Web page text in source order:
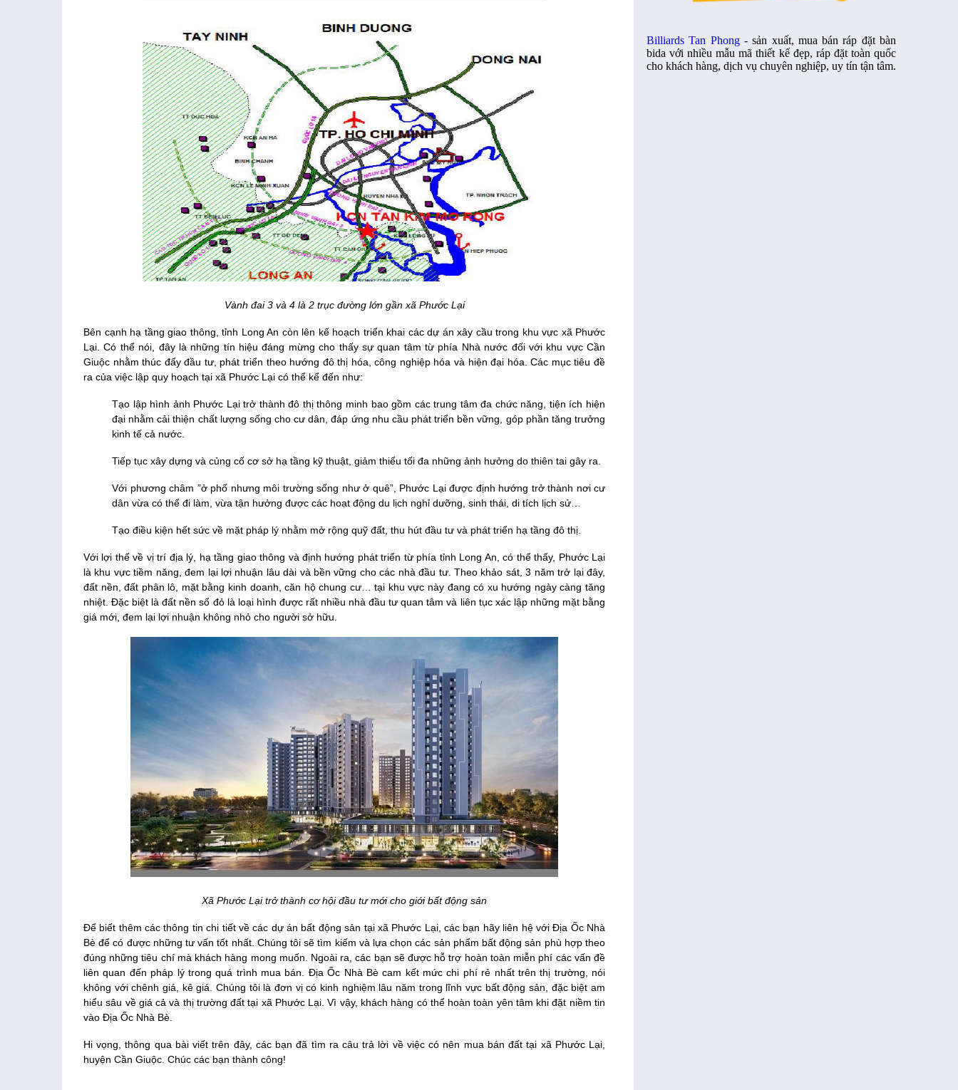
Vành đai 3 và 4 là 2 trục đường lớn gần xã Phước Lại
Bên cạnh hạ tầng giao thông, tỉnh Long An còn lên kế hoạch triển khai các dự án xây cầu trong khu vực xã Phước
Lại. Có thể nói, đây là những tín hiệu đáng mừng cho thấy sự quan tâm từ phía Nhà nước đối với khu vực Cần
Giuộc nhằm thúc đẩy đầu tư, phát triển theo hướng đô thị hóa, công nghiệp hóa và hiện đại hóa. Các mục tiêu đề
ra của việc lập quy hoạch tại xã Phước Lại có thể kể đến như:
Tạo lập hình ảnh Phước Lại trở thành đô thị thông minh bao gồm các trung tâm đa chức năng, tiện ích hiện
đại nhằm cải thiện chất lượng sống cho cư dân, đáp ứng nhu cầu phát triển bền vững, góp phần tăng trưởng
kinh tế cả nước.
Tiếp tục xây dựng và củng cố cơ sở hạ tầng kỹ thuật, giảm thiểu tối đa những ảnh hưởng do thiên tai gây ra.
Với phương châm ”ở phố nhưng môi trường sống như ở quê”, Phước Lại được định hướng trở thành nơi cư
dân vừa có thể đi làm, vừa tận hưởng được các hoạt động du lịch nghỉ dưỡng, sinh thái, di tích lịch sử…
Tạo điều kiện hết sức về mặt pháp lý nhằm mở rộng quỹ đất, thu hút đầu tư và phát triển hạ tầng đô thị.
Với lợi thế về vị trí địa lý, hạ tầng giao thông và định hướng phát triển từ phía tỉnh Long An, có thể thấy, Phước Lại
là khu vực tiềm năng, đem lại lợi nhuận lâu dài và bền vững cho các nhà đầu tư. Theo khảo sát, 3 năm trở lại đây,
đất nền, đất phân lô, mặt bằng kinh doanh, căn hộ chung cư… tại khu vực này đang có xu hướng ngày càng tăng
nhiệt. Đặc biệt là đất nền sổ đỏ là loại hình được rất nhiều nhà đầu tư quan tâm và liên tục xác lập những mặt bằng
giá mới, đem lại lợi nhuận không nhỏ cho người sở hữu.
Xã Phước Lại trở thành cơ hội đầu tư mới cho giới bất động sản
Để biết thêm các thông tin chi tiết về các dự án bất động sản tại xã Phước Lại, các bạn hãy liên hệ với Địa Ốc Nhà
Bè để có được những tư vấn tốt nhất. Chúng tôi sẽ tìm kiếm và lựa chọn các sản phẩm bất động sản phù hợp theo
đúng những tiêu chí mà khách hàng mong muốn. Ngoài ra, các bạn sẽ được hỗ trợ hoàn toàn miễn phí các vấn đề
liên quan đến pháp lý trong quá trình mua bán. Địa Ốc Nhà Bè cam kết mức chi phí rẻ nhất trên thị trường, nói
không với chênh giá, kê giá. Chúng tôi là đơn vị có kinh nghiệm lâu năm trong lĩnh vực bất động sản, đặc biệt am
hiểu sâu về giá cả và thị trường đất tại xã Phước Lại. Vì vậy, khách hàng có thể hoàn toàn yên tâm khi đặt niềm tin
vào Địa Ốc Nhà Bè.
Hi vọng, thông qua bài viết trên đây, các bạn đã tìm ra câu trả lời về việc có nên mua bán đất tại xã Phước Lại,
huyện Cần Giuộc. Chúc các bạn thành công!
Billiards Tan Phong- sản xuất, mua bán ráp đặt bàn
bida với nhiều mẫu mã thiết kế đẹp, ráp đặt toàn quốc
cho khách hàng, dịch vụ chuyên nghiệp, uy tín tận tâm.